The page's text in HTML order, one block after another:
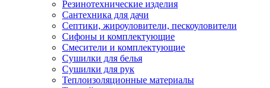
Резинотехнические изделия
Сантехника для дачи
Септики, жироуловители, пескоуловители
Сифоны и комплектующие
Смесители и комплектующие
Сушилки для белья
Сушилки для рук
Теплоизоляционные материалы